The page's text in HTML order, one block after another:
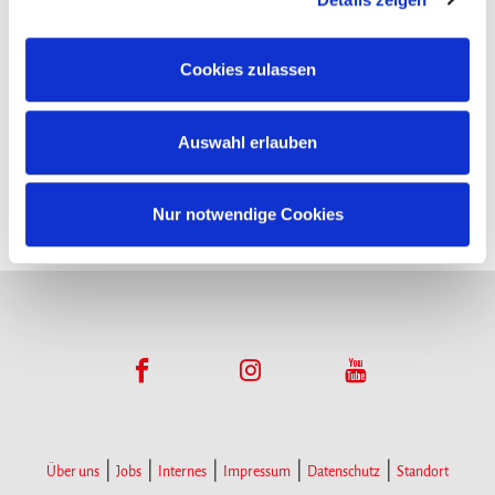
Richtlinie
aufrufen. Sie können Ihre Einwilligung jederzeit
widerrufen, ohne dass hiervon die Zulässigkeit der
vorherigen Datenverarbeitung berührt wird.
Cookies zulassen
Auswahl erlauben
Nur notwendige Cookies
Über uns Jobs Internes Impressum Datenschutz Standort